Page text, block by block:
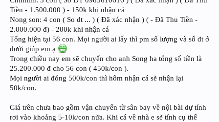
Tiền - 1.500.000 ) - 150k khi nhận cá
Nong son: 4 con ( So dt ... ) ( Đã xác nhận ) ( - Đã Thu Tiền -
2.000.000 đ) - 200k khi nhận cá
Tổng hiện tại 56 con. Mọi người ai lấy thì pm số lượng và số đt ở
dưới giúp em ạ
Trong chiều nay em sẽ chuyển cho anh Song ha tổng số tiền là
25.200.000 đ cho 56 con ( 450k/con ).
Mọi người ai đóng 500k/con thì hôm nhận cá sẽ nhận lại
50k/con.
Giá trên chưa bao gồm vận chuyển từ sân bay về nội bài dự tính
rơi vào khoảng 5-10k/con nữa. Khi cá về nhà e sẽ tính cụ thể